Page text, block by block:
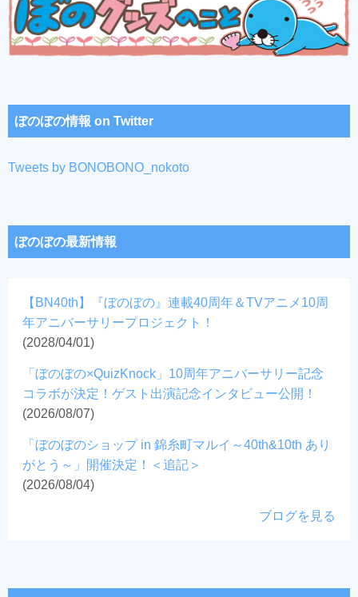
ぼのぼの情報 on Twitter
Tweets by BONOBONO_nokoto
ぼのぼの最新情報
【BN40th】『ぼのぼの』連載40周年＆TVアニメ10周
年アニバーサリープロジェクト！
(2028/04/01)
「ぼのぼの×QuizKnock」10周年アニバーサリー記念
コラボが決定！ゲスト出演記念インタビュー公開！
(2026/08/07)
「ぼのぼのショップ in 錦糸町マルイ～40th&10th あり
がとう～」開催決定！＜追記＞
(2026/08/04)
ブログを見る